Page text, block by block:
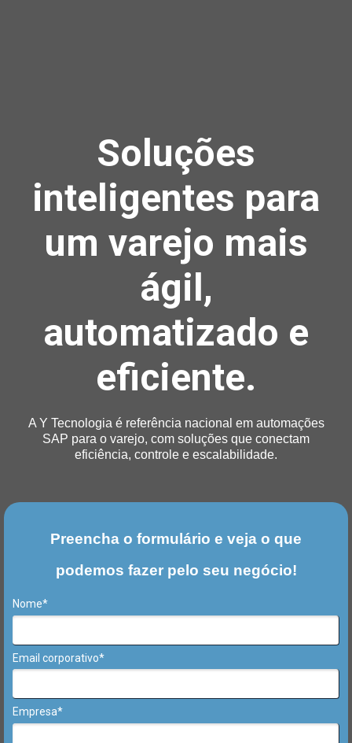
Soluções
inteligentes para
um varejo mais
ágil,
automatizado e
eficiente.
A Y Tecnologia é referência nacional em automações
SAP para o varejo, com soluções que conectam
eficiência, controle e escalabilidade.
Preencha o formulário e veja o que
podemos fazer pelo seu negócio!
Nome*
Email corporativo*
Empresa*